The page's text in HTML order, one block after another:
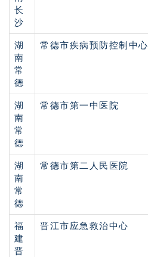
长
沙
湖
南
常
德
常德市疾病预防控制中心
湖
南
常
德
常德市第一中医院
湖
南
常
德
常德市第二人民医院
福
建
晋
晋江市应急救治中心